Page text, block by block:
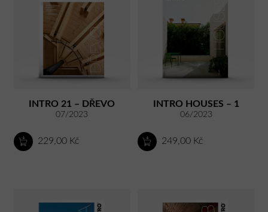
INTRO 21 – DŘEVO
07/2023
229,00 Kč
INTRO HOUSES – 1
06/2023
249,00 Kč